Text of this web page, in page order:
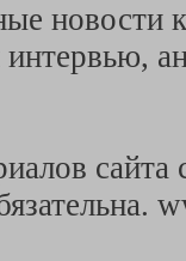
новости